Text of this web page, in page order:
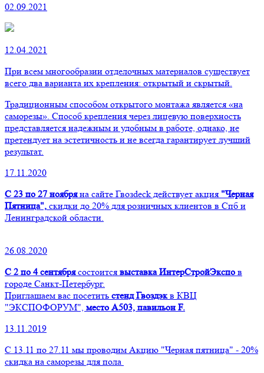
02.09.2021
12.04.2021
При всем многообразии отделочных материалов существует
всего два варианта их крепления: открытый и скрытый.
Традиционным способом открытого монтажа является «на
саморезы». Способ крепления через лицевую поверхность
представляется надежным и удобным в работе, однако, не
претендует на эстетичность и не всегда гарантирует лучший
результат.
17.11.2020
С 23 по 27 ноябряна сайте Гвозdeck действует акция "Черная
Пятница", скидки до 20% для розничных клиентов в Спб и
Ленинградской области.
26.08.2020
С 2 по 4 сентябрясостоится выставка ИнтерСтройЭкспо в
городе Санкт-Петербург.
Приглашаем вас посетить стенд Гвоздэкв КВЦ
"ЭКСПОФОРУМ", место А503, павильон F.
13.11.2019
С 13.11 по 27.11 мы проводим Акцию "Черная пятница" - 20%
скидка на саморезы для пола